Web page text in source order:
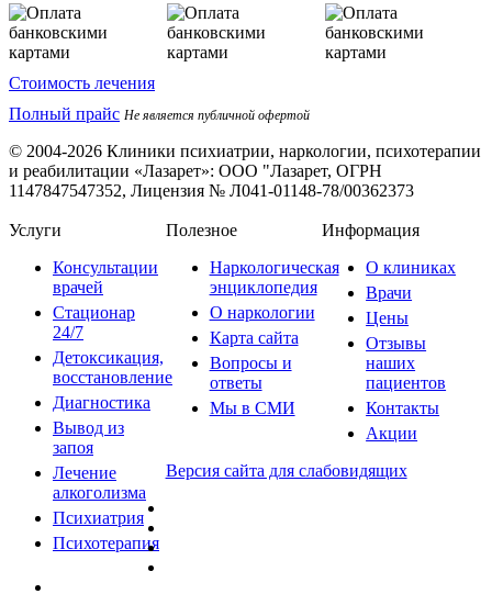
Стоимость лечения
Полный прайс Не является публичной офертой
© 2004-2026 Клиники психиатрии, наркологии, психотерапии
и реабилитации «Лазарет»: ООО "Лазарет, ОГРН
1147847547352, Лицензия № Л041-01148-78/00362373
Услуги
Консультации
врачей
Стационар
24/7
Детоксикация,
восстановление
Диагностика
Вывод из
запоя
Лечение
алкоголизма
Психиатрия
Психотерапия
Полезное
Наркологическая
энциклопедия
О наркологии
Карта сайта
Вопросы и
ответы
Мы в СМИ
Информация
О клиниках
Врачи
Цены
Отзывы
наших
пациентов
Контакты
Акции
Версия сайта для слабовидящих